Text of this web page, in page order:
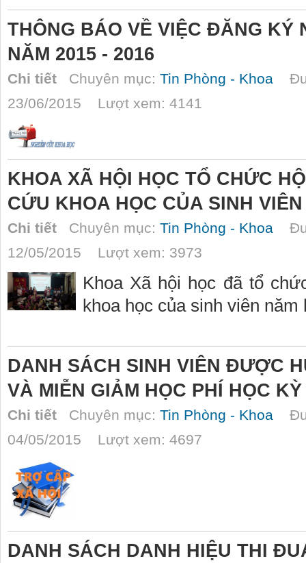
THÔNG BÁO VỀ VIỆC ĐĂNG KÝ
NĂM 2015 - 2016
Chi tiết Chuyên mục: Tin Phòng - Khoa
23/06/2015 Lượt xem: 4141
KHOA XÃ HỘI HỌC TỔ CHỨC
CỨU KHOA HỌC CỦA SINH
Chi tiết Chuyên mục: Tin Phòng - Khoa
12/05/2015 Lượt xem: 3973
Khoa Xã hội học đã tổ
khoa học của sinh viên năm
DANH SÁCH SINH VIÊN ĐƯỢC
VÀ MIỄN GIẢM HỌC PHÍ HỌC
Chi tiết Chuyên mục: Tin Phòng - Khoa
04/05/2015 Lượt xem: 4697
DANH SÁCH DANH HIỆU THI